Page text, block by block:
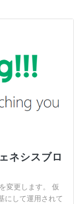
ネシスブロ
変更します。 仮
にして運用されて